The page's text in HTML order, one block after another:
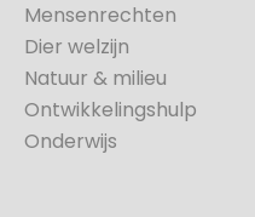
Mensenrechten
Dier welzijn
Natuur & milieu
Ontwikkelingshulp
Onderwijs